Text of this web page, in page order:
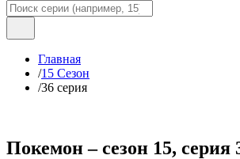
Главная
/15 Сезон
/36 серия
Покемон – сезон 15, серия